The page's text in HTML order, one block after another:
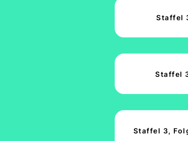
Staffel
Staffel
Staffel 3,